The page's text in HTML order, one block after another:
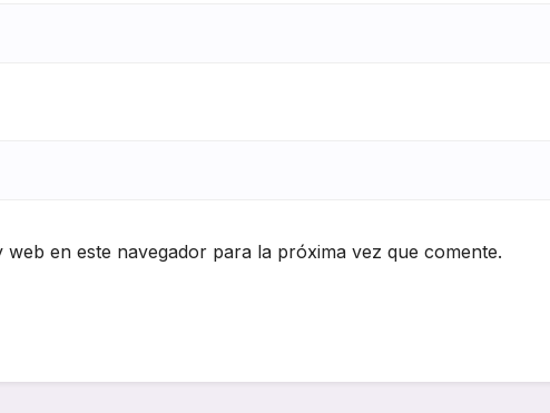
en este navegador para la próxima vez que comente.